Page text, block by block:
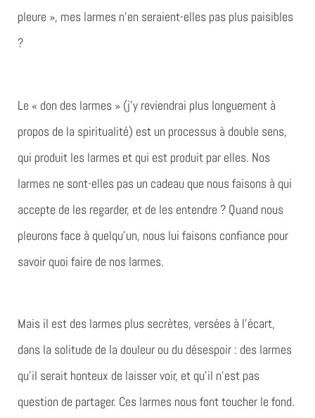
pleure », mes larmes n’en seraient-elles pas plus paisibles
?
Le « don des larmes » (j’y reviendrai plus longuement à
propos de la spiritualité) est un processus à double sens,
qui produit les larmes et qui est produit par elles. Nos
larmes ne sont-elles pas un cadeau que nous faisons à qui
accepte de les regarder, et de les entendre ? Quand nous
pleurons face à quelqu’un, nous lui faisons confiance pour
savoir quoi faire de nos larmes.
Mais il est des larmes plus secrètes, versées à l’écart,
dans la solitude de la douleur ou du désespoir : des larmes
qu’il serait honteux de laisser voir, et qu’il n’est pas
question de partager. Ces larmes nous font toucher le fond.